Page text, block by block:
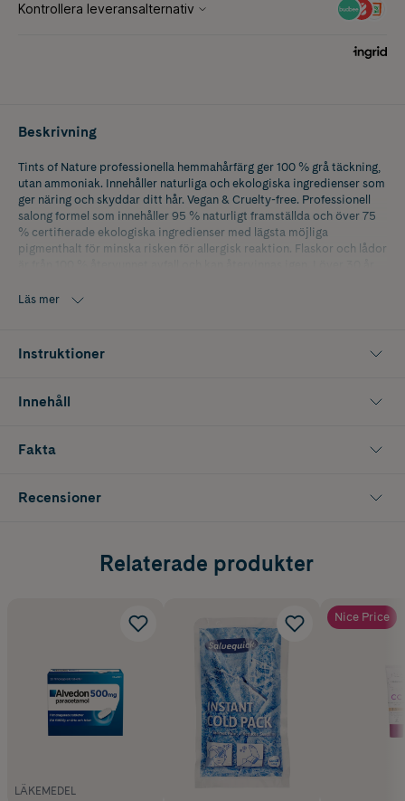
Beskrivning
Tints of Nature professionella hemmahårfärg ger 100 % grå täckning,
utan ammoniak. Innehåller naturliga och ekologiska ingredienser som
ger näring och skyddar ditt hår. Vegan & Cruelty-free. Professionell
salong formel som innehåller 95 % naturligt framställda och över 75
% certifierade ekologiska ingredienser med lägsta möjliga
pigmenthalt för minska risken för allergisk reaktion. Flaskor och lådor
vara utan att kompromissa med prestanda.
Läs mer
Instruktioner
Innehåll
Fakta
Recensioner
Relaterade produkter
LÄKEMEDEL
Nice Price